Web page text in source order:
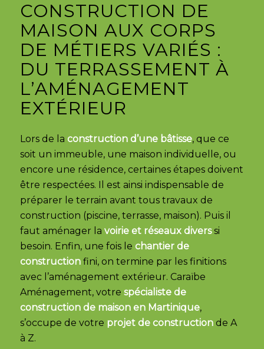
CONSTRUCTION DE
MAISON AUX CORPS
DE MÉTIERS VARIÉS :
DU TERRASSEMENT À
L’AMÉNAGEMENT
EXTÉRIEUR
Lors de la construction d’une bâtisse, que ce
soit un immeuble, une maison individuelle, ou
encore une résidence, certaines étapes doivent
être respectées.
Il est ainsi indispensable de
préparer le terrain avant tous travaux de
construction (piscine, terrasse, maison). Puis il
faut aménager la voirie et réseaux diverssi
besoin. Enfin, une fois le chantier de
construction fini, on termine par les finitions
avec l’aménagement extérieur. Caraïbe
Aménagement, votre spécialiste de
construction de maison en Martinique,
s’occupe de votre projet de construction de A
à Z.